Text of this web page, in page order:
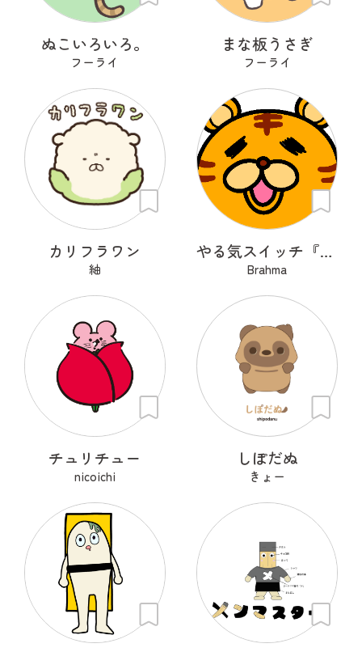
ぬこいろいろ。
フーライ
まな板うさぎ
フーライ
カリフラワン
紬
やる気スイッチ『OFFトラくん』
Brahma
チュリチュー
nicoichi
しぽだぬ
きょー